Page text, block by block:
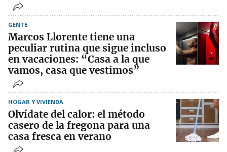
GENTE
Marcos Llorente tiene una
peculiar rutina que sigue incluso
en vacaciones: “Casa a la que
vamos, casa que vestimos”
HOGAR Y VIVIENDA
Olvídate del calor: el método
casero de la fregona para una
casa fresca en verano